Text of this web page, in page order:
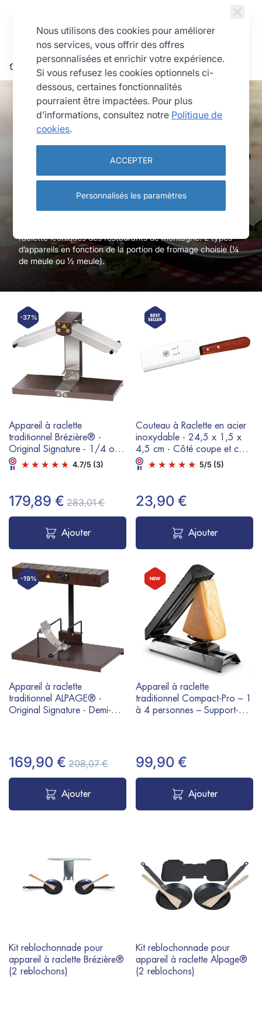
Cuisson conviviale Appareils à raclette traditionnels
Appareil raclette traditionnel :
Le choix authentique par
Louis Tellier
Dans la pure tradition montagnarde, LOUIS TELLIER
raclette iconiques des restaurants de montagne. 2 types
d’appareils en fonction de la portion de fromage choisie (¼
de meule ou ½ meule).
-37%
Appareil à raclette
traditionnel Brézière® -
Original Signature - 1/4 ou
1/6 meule - 230V 1000W
4.7/5 (3)
179,89 € 283,01 €
Ajouter
Couteau à Raclette en acier
inoxydable - 24,5 x 1,5 x
4,5 cm - Côté coupe et côté
raclette
5/5 (5)
23,90 €
Ajouter
-19%
Appareil à raclette
traditionnel ALPAGE® -
Original Signature - Demi-
169,90 € 208,07 €
Ajouter
Appareil à raclette
traditionnel Compact-Pro – 1
à 4 personnes – Support-
99,90 €
Ajouter
Kit reblochonnade pour
appareil à raclette Brézière®
(2 reblochons)
Kit reblochonnade pour
appareil à raclette Alpage®
(2 reblochons)
Nous utilisons des cookies pour améliorer
nos services, vous offrir des offres
personnalisées et enrichir votre expérience.
Si vous refusez les cookies optionnels ci-
dessous, certaines fonctionnalités
pourraient être impactées. Pour plus
d’informations, consultez notre Politique de
cookies.
ACCEPTER
Personnalisés les paramètres